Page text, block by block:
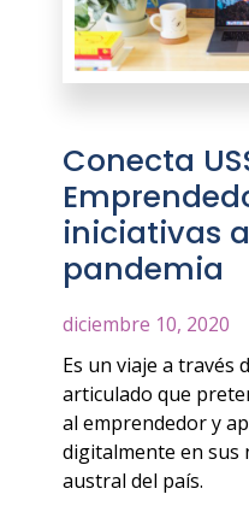
Conecta
iniciativas
pandemia
diciembre 10, 2020
Es un viaje a través
articulado que
al emprendedor y
digitalmente en sus
austral del país.